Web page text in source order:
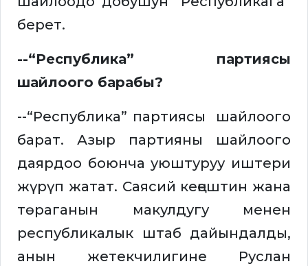
берет.
--“Республика” партиясы
шайлоого барабы?
--“Республика” партиясы шайлоого
барат. Азыр партияны шайлоого
даярдоо боюнча уюштуруу иштери
жүрүп жатат. Саясий кеңештин жана
төраганын макулдугу менен
республикалык штаб дайындалды,
анын жетекчилигине Руслан